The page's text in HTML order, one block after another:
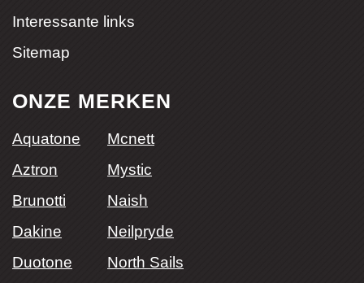
Interessante links
Sitemap
ONZE MERKEN
Aquatone
Mcnett
Aztron
Mystic
Brunotti
Naish
Dakine
Neilpryde
Duotone
North Sails